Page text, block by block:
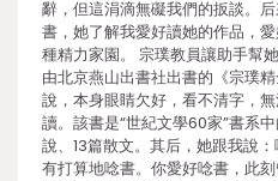
辭，但這涓滴無礙我們的扳談。
書，她了解我愛好讀她的作品，
種精力家園。 宗璞教員讓助手幫
由北京燕山出書社出書的《宗璞
說，本身眼睛欠好，看不清字，
讀。該書是“世紀文學60家”書系
說、13篇散文。其后，她跟我說
有打算地唸書。你愛好唸書，此